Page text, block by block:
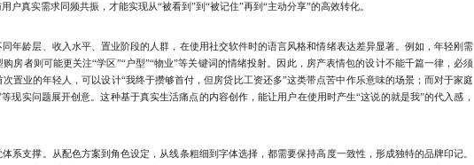
真实需求同频共振，才能实现从“被看到”到“被记住”再到“主动分享”的高效转化。
龄层、收入水平、置业阶段的人群，在使用社交软件时的语言风格和情绪表达差异显著。例如，年轻刚需
房者则可能更关注“学区”“户型”“物业”等关键词的情绪投射。因此，房产表情包的设计不能千篇一律，必须
置业的年轻人，可以设计“我终于攒够首付，但房贷比工资还多”这类带点苦中作乐意味的场景；而对于家庭
现实问题展开创意。这种基于真实生活痛点的内容创作，能让用户在使用时产生“这说的就是我”的代入感，
支撑。从配色方案到角色设定，从线条粗细到字体选择，都需要保持高度一致性，形成独特的品牌印记。